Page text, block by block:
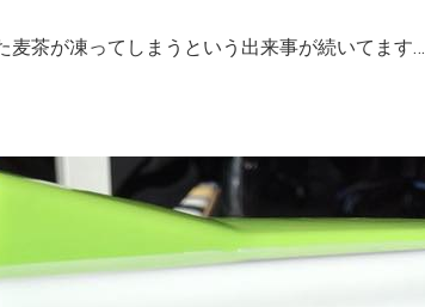
茶が凍ってしまうという出来事が続いてます…